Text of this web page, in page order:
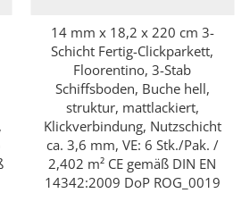
Schnellkauf
14 mm x 18,2 x 220 cm 3-
Schicht Fertig-Clickparkett,
Floorentino, 3-Stab
Schiffsboden, Buche hell,
struktur, mattlackiert,
Klickverbindung, Nutzschicht
ca. 3,6 mm, VE: 6 Stk./Pak. /
2,402 m² CE gemäß DIN EN
14342:2009 DoP ROG_0019